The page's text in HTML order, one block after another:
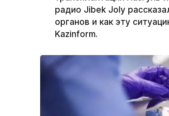
радио Jibek Joly
органов и как эту
Kazinform.